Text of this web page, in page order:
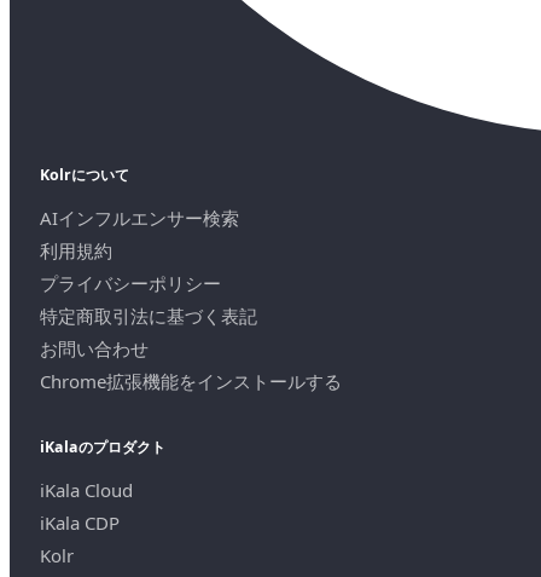
Kolrについて
AIインフルエンサー検索
利用規約
プライバシーポリシー
特定商取引法に基づく表記
お問い合わせ
Chrome拡張機能をインストールする
iKalaのプロダクト
iKala Cloud
iKala CDP
Kolr